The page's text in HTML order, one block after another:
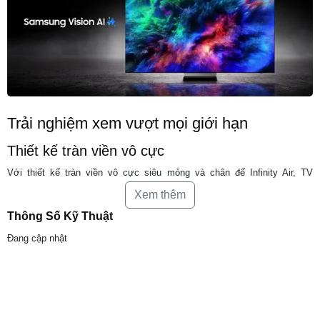
Trải nghiệm xem vượt mọi giới hạn
Thiết kế tràn viền vô cực
Với thiết kế tràn viền vô cực siêu mỏng và chân đế Infinity Air, TV
Samsung Micro RGB tựa như đang lơ lửng giữa không trung. Viền đen
được thu gọn gần như vô hình, giúp nới rộng khung hình, đưa bạn đắm
chìm hoàn toàn vào nội dung, giảm thiểu tối đa xao nhãng.
Xem thêm
Thông Số Kỹ Thuật
Đang cập nhật